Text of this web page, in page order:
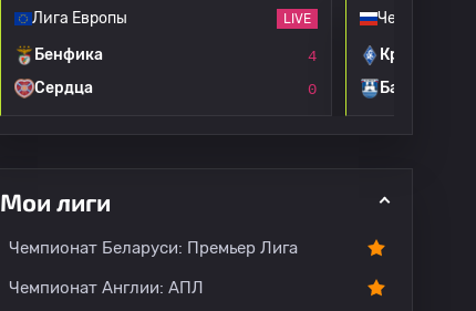
Лига Европы LIVE
Бенфика 4
Сердца 0
Чемпионат
Крылья
Балтика
Мои лиги
Чемпионат Беларуси: Премьер Лига
Чемпионат Англии: АПЛ